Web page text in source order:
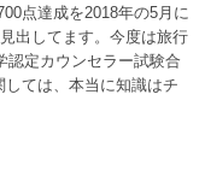
点達成を2018年の5月に
出してます。今度は旅行
認定カウンセラー試験合
ては、本当に知識はチ